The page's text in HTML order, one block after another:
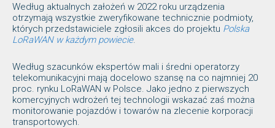
Według aktualnych założeń w 2022 roku urządzenia
otrzymają wszystkie zweryfikowane technicznie podmioty,
których przedstawiciele zgłosili akces do projektu Polska
LoRaWAN w każdym powiecie.
Według szacunków ekspertów mali i średni operatorzy
telekomunikacyjni mają docelowo szansę na co najmniej 20
proc. rynku LoRaWAN w Polsce. Jako jedno z pierwszych
komercyjnych wdrożeń tej technologii wskazać zaś można
monitorowanie pojazdów i towarów na zlecenie korporacji
transportowych.